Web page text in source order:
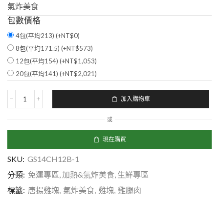
氣炸美食
包數價格
4包(平均213) (+NT$0)
8包(平均171.5) (+NT$573)
12包(平均154) (+NT$1,053)
20包(平均141) (+NT$2,021)
加入購物車
或
現在購買
SKU: GS14CH12B-1
分類: 免運專區 加熱&氣炸美食 生鮮專區
標籤: 唐揚雞塊 氣炸美食 雞塊 雞腿肉